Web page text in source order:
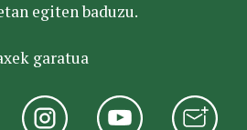
egiten baduzu.
garatua